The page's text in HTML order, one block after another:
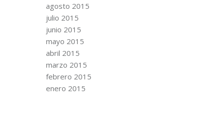
agosto 2015
julio 2015
junio 2015
mayo 2015
abril 2015
marzo 2015
febrero 2015
enero 2015